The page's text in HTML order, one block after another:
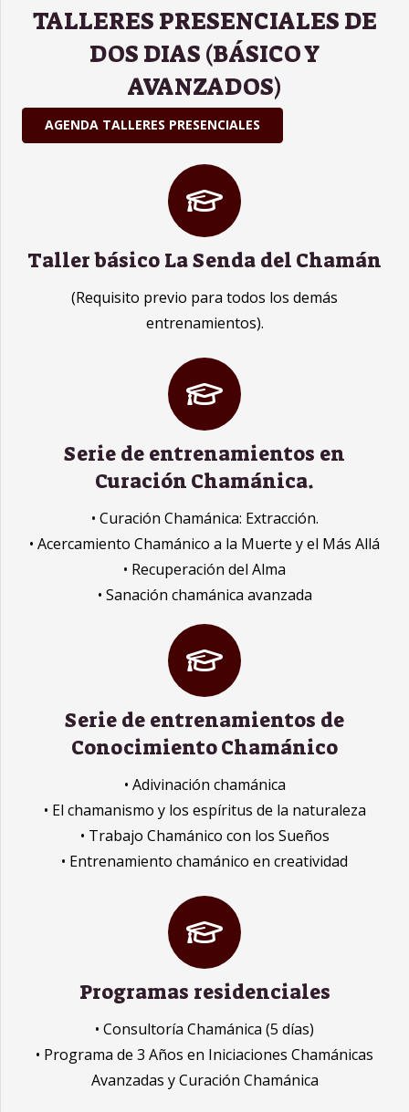
TALLERES PRESENCIALES DE
DOS DIAS (BÁSICO Y
AVANZADOS)
AGENDA TALLERES PRESENCIALES
Taller básico La Senda del Chamán
(Requisito previo para todos los demás
entrenamientos).
Serie de entrenamientos en
Curación Chamánica.
• Curación Chamánica: Extracción.
• Acercamiento Chamánico a la Muerte y el Más Allá
• Recuperación del Alma
• Sanación chamánica avanzada
Serie de entrenamientos de
Conocimiento Chamánico
• Adivinación chamánica
• El chamanismo y los espíritus de la naturaleza
• Trabajo Chamánico con los Sueños
• Entrenamiento chamánico en creatividad
Programas residenciales
• Consultoría Chamánica (5 días)
• Programa de 3 Años en Iniciaciones Chamánicas
Avanzadas y Curación Chamánica